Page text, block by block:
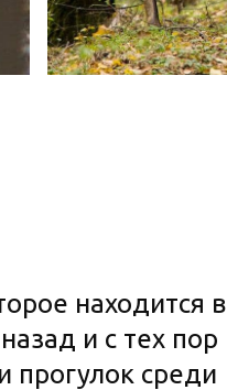
находится в
и с тех пор
прогулок среди